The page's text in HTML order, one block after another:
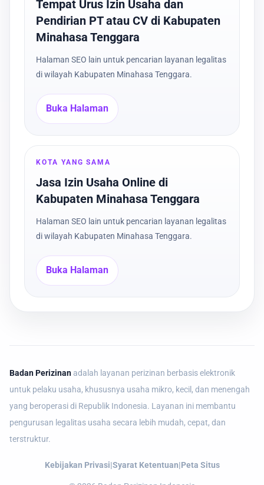
Tempat Urus Izin Usaha dan
Pendirian PT atau CV di Kabupaten
Minahasa Tenggara
Halaman SEO lain untuk pencarian layanan legalitas
di wilayah Kabupaten Minahasa Tenggara.
Buka Halaman
KOTA YANG SAMA
Jasa Izin Usaha Online di
Kabupaten Minahasa Tenggara
Halaman SEO lain untuk pencarian layanan legalitas
di wilayah Kabupaten Minahasa Tenggara.
Buka Halaman
Badan Perizinan adalah layanan perizinan berbasis elektronik
untuk pelaku usaha, khususnya usaha mikro, kecil, dan menengah
yang beroperasi di Republik Indonesia. Layanan ini membantu
pengurusan legalitas usaha secara lebih mudah, cepat, dan
terstruktur.
Kebijakan Privasi|Syarat Ketentuan|Peta Situs